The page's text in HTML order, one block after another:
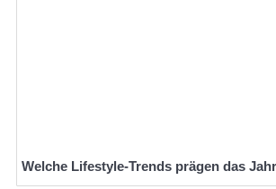
Welche Lifestyle-Trends prägen das